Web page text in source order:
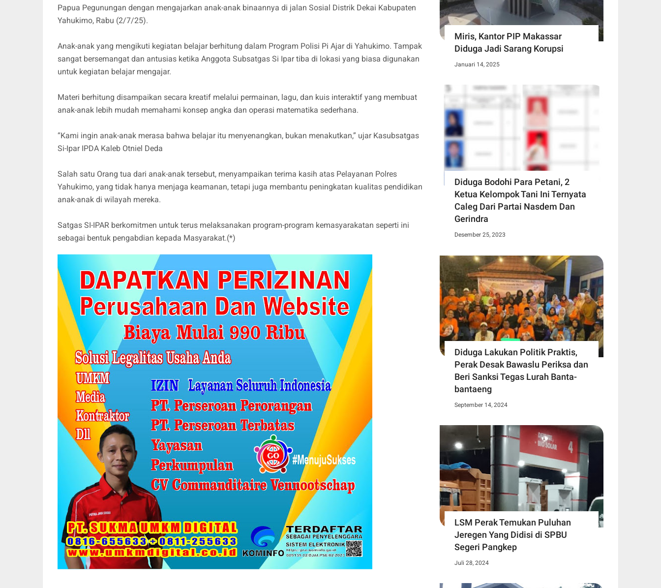
Papua Pegunungan dengan mengajarkan anak-anak binaannya di jalan Sosial Distrik Dekai Kabupaten
Yahukimo, Rabu (2/7/25).
Anak-anak yang mengikuti kegiatan belajar berhitung dalam Program Polisi Pi Ajar di Yahukimo. Tampak
sangat bersemangat dan antusias ketika Anggota Subsatgas Si Ipar tiba di lokasi yang biasa digunakan
untuk kegiatan belajar mengajar.
Materi berhitung disampaikan secara kreatif melalui permainan, lagu, dan kuis interaktif yang membuat
anak-anak lebih mudah memahami konsep angka dan operasi matematika sederhana.
“Kami ingin anak-anak merasa bahwa belajar itu menyenangkan, bukan menakutkan,” ujar Kasubsatgas
Si-Ipar IPDA Kaleb Otniel Deda
Salah satu Orang tua dari anak-anak tersebut, menyampaikan terima kasih atas Pelayanan Polres
Yahukimo, yang tidak hanya menjaga keamanan, tetapi juga membantu peningkatan kualitas pendidikan
anak-anak di wilayah mereka.
Satgas SI-IPAR berkomitmen untuk terus melaksanakan program-program kemasyarakatan seperti ini
sebagai bentuk pengabdian kepada Masyarakat.(*)
Miris, Kantor PIP Makassar
Diduga Jadi Sarang Korupsi
Januari 14, 2025
Diduga Bodohi Para Petani, 2
Ketua Kelompok Tani Ini Ternyata
Caleg Dari Partai Nasdem Dan
Gerindra
Desember 25, 2023
Diduga Lakukan Politik Praktis,
Perak Desak Bawaslu Periksa dan
Beri Sanksi Tegas Lurah Banta-
bantaeng
September 14, 2024
LSM Perak Temukan Puluhan
Jeregen Yang Didisi di SPBU
Segeri Pangkep
Juli 28, 2024